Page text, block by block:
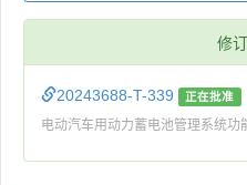
修
20243688-T-339 正在批准
电动汽车用动力蓄电池管理系统功